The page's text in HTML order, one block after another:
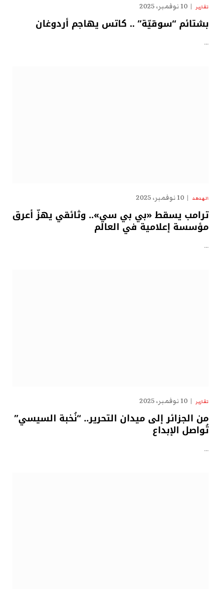
تقارير 10 نوفمبر، 2025
بشتائم “سوقيّة” .. كاتس يهاجم أردوغان
…
الهدهد 10 نوفمبر، 2025
ترامب يسقط «بي بي سي».. وثائقي يهزّ أعرق
مؤسسة إعلامية في العالم
…
تقارير 10 نوفمبر، 2025
من الجزائر إلى ميدان التحرير.. “نُخبة السيسي”
تُواصل الإبداع
…